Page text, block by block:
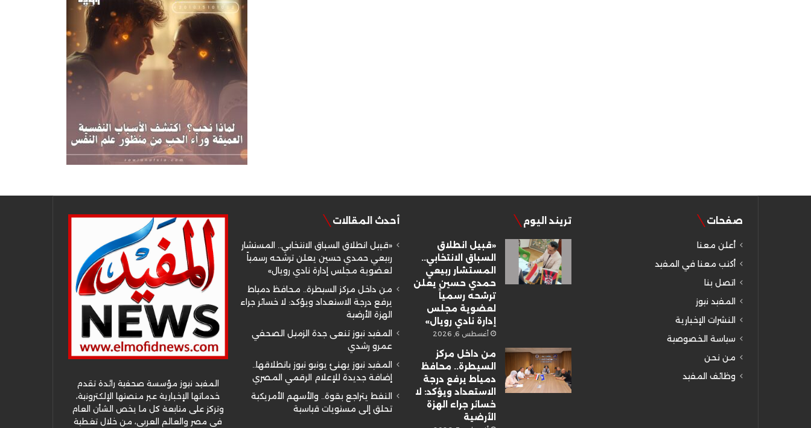
صفحات
أعلن معنا
أكتب معنا في المفيد
اتصل بنا
المفيد نيوز
النشرات الإخبارية
سياسة الخصوصية
من نحن
وظائف المفيد
تريند اليوم
«قبيل انطلاق
السباق الانتخابي..
المستشار ربيعي
حمدي حسين يعلن
ترشحه رسمياً
لعضوية مجلس
إدارة نادي رويال»
أغسطس 6, 2026
من داخل مركز
السيطرة.. محافظ
دمياط يرفع درجة
الاستعداد ويؤكد: لا
خسائر جراء الهزة
الأرضية
أحدث المقالات
«قبيل انطلاق السباق الانتخابي.. المستشار
ربيعي حمدي حسين يعلن ترشحه رسمياً
لعضوية مجلس إدارة نادي رويال»
من داخل مركز السيطرة.. محافظ دمياط
يرفع درجة الاستعداد ويؤكد: لا خسائر جراء
الهزة الأرضية
المفيد نيوز تنعى جدة الزميل الصحفي
عمرو رشدي
المفيد نيوز يهنئ يونيو نيوز بانطلاقها..
إضافة جديدة للإعلام الرقمي المصري
النفط يتراجع بقوة.. والأسهم الأمريكية
تحلق إلى مستويات قياسية
المفيد نيوز مؤسسة صحفية رائدة تقدم
خدماتها الإخبارية عبر منصتها الإلكترونية،
وتركز على متابعة كل ما يخص الشأن العام
في مصر والعالم العربي، من خلال تغطية